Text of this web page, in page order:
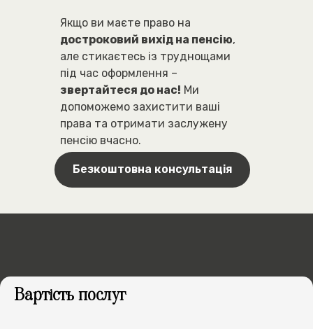
Якщо ви маєте право на
достроковий вихід на пенсію,
але стикаєтесь із труднощами
під час оформлення –
звертайтеся до нас! Ми
допоможемо захистити ваші
права та отримати заслужену
пенсію вчасно.
Безкоштовна консультація
Вартість послуг
ЯК МИ ДОПОМОЖЕМО